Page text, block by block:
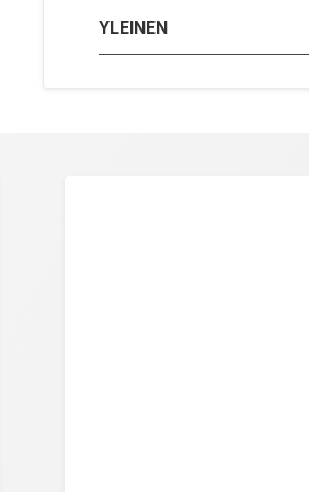
YLEINEN